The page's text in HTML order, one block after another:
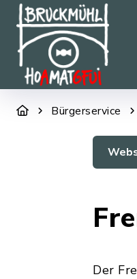
Bürgerservice
Der